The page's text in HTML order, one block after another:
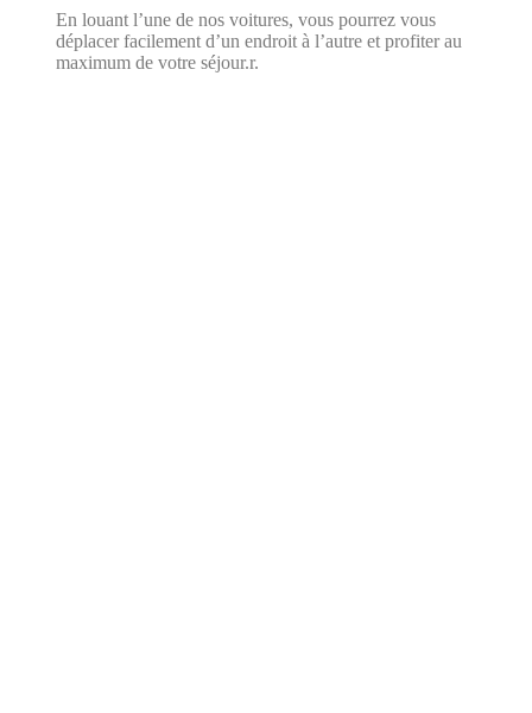
En louant l’une de nos voitures, vous pourrez vous
déplacer facilement d’un endroit à l’autre et profiter au
maximum de votre séjour.r.